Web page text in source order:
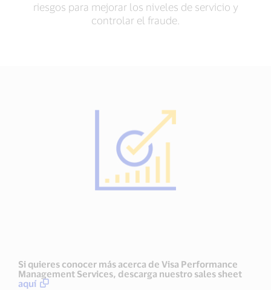
riesgos para mejorar los niveles de servicio y
controlar el fraude.
Si quieres conocer más acerca de Visa Performance
Management Services, descarga nuestro sales sheet
aquí